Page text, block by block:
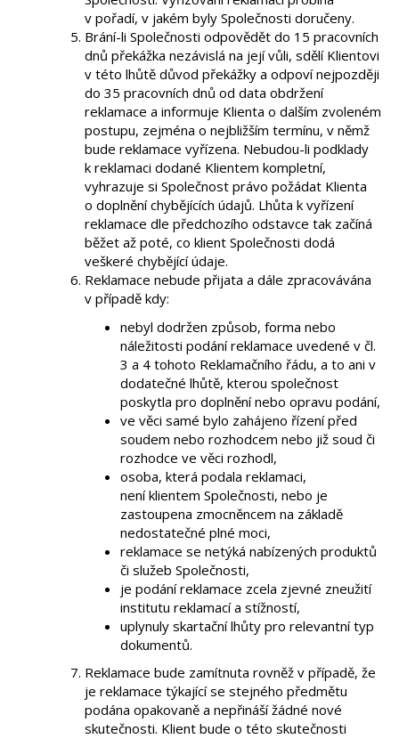
v pořadí, v jakém byly Společnosti doručeny.
Brání-li Společnosti odpovědět do 15 pracovních
dnů překážka nezávislá na její vůli, sdělí Klientovi
v této lhůtě důvod překážky a odpoví nejpozději
do 35 pracovních dnů od data obdržení
reklamace a informuje Klienta o dalším zvoleném
postupu, zejména o nejbližším termínu, v němž
bude reklamace vyřízena. Nebudou-li podklady
k reklamaci dodané Klientem kompletní,
vyhrazuje si Společnost právo požádat Klienta
o doplnění chybějících údajů. Lhůta k vyřízení
reklamace dle předchozího odstavce tak začíná
běžet až poté, co klient Společnosti dodá
veškeré chybějící údaje.
Reklamace nebude přijata a dále zpracovávána
v případě kdy:
nebyl dodržen způsob, forma nebo
náležitosti podání reklamace uvedené v čl.
3 a 4 tohoto Reklamačního řádu, a to ani v
dodatečné lhůtě, kterou společnost
poskytla pro doplnění nebo opravu podání,
ve věci samé bylo zahájeno řízení před
soudem nebo rozhodcem nebo již soud či
rozhodce ve věci rozhodl,
osoba, která podala reklamaci,
není klientem Společnosti, nebo je
zastoupena zmocněncem na základě
nedostatečné plné moci,
reklamace se netýká nabízených produktů
či služeb Společnosti,
je podání reklamace zcela zjevné zneužití
institutu reklamací a stížností,
uplynuly skartační lhůty pro relevantní typ
dokumentů.
Reklamace bude zamítnuta rovněž v případě, že
je reklamace týkající se stejného předmětu
podána opakovaně a nepřináší žádné nové
skutečnosti. Klient bude o této skutečnosti